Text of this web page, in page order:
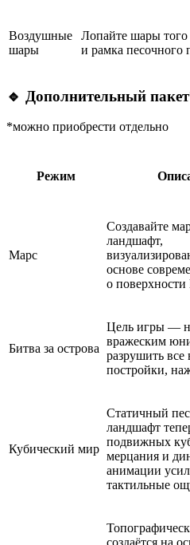
Воздушные
шары
Лопайте шары того
и рамка песочного
🔹 Дополнительный
*можно приобрести отдельно
Режим
Марс
Создавайте
ландшафт,
основе
о поверхности
Битва за острова
Цель игры —
вражеским
разрушить все
постройки,
Кубический мир
Статичный
ландшафт
подвижных
мерцания и
анимации
тактильные